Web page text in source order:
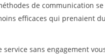
de communication
efficaces qui prenaient
sans engagement